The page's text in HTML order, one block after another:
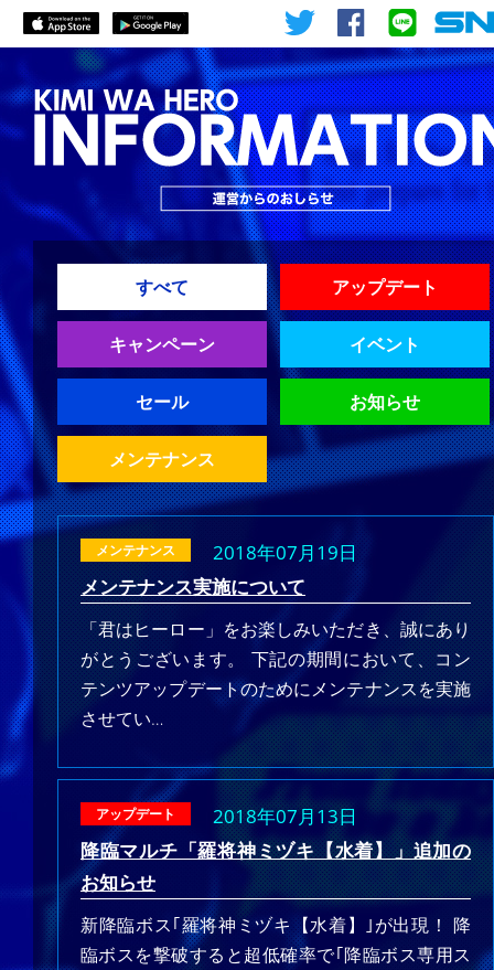
すべて アップデート
キャンペーン イベント
セール お知らせ
メンテナンス
2018年07月19日
メンテナンス
メンテナンス実施について
「君はヒーロー」をお楽しみいただき、誠にあり
がとうございます。 下記の期間において、コン
テンツアップデートのためにメンテナンスを実施
させてい…
2018年07月13日
アップデート
降臨マルチ「羅将神ミヅキ【水着】」追加の
お知らせ
新降臨ボス｢羅将神ミヅキ【水着】｣が出現！ 降
臨ボスを撃破すると超低確率で｢降臨ボス専用ス